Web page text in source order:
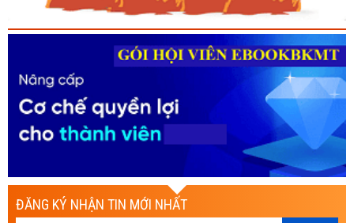
ĐĂNG KÝ NHẬN TIN MỚI NHẤT